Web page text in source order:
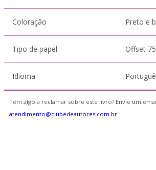
Coloração Preto e
Tipo de papel Offset
Idioma
Tem algo a reclamar sobre este livro? Envie um
atendimento@clubedeautores.com.br